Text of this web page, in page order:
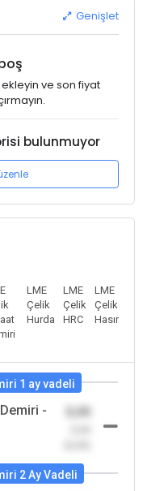
Genişlet
ekleyin ve son fiyat
bulunmuyor
LME
Çelik
Hurda
LME
Çelik
HRC
LME
Çelik
Hasır
1 ay vadeli
-
2 Ay Vadeli